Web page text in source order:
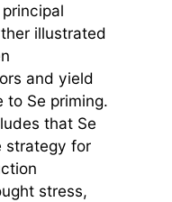
illustrated
and yield
to Se priming.
that Se
strategy for
stress,